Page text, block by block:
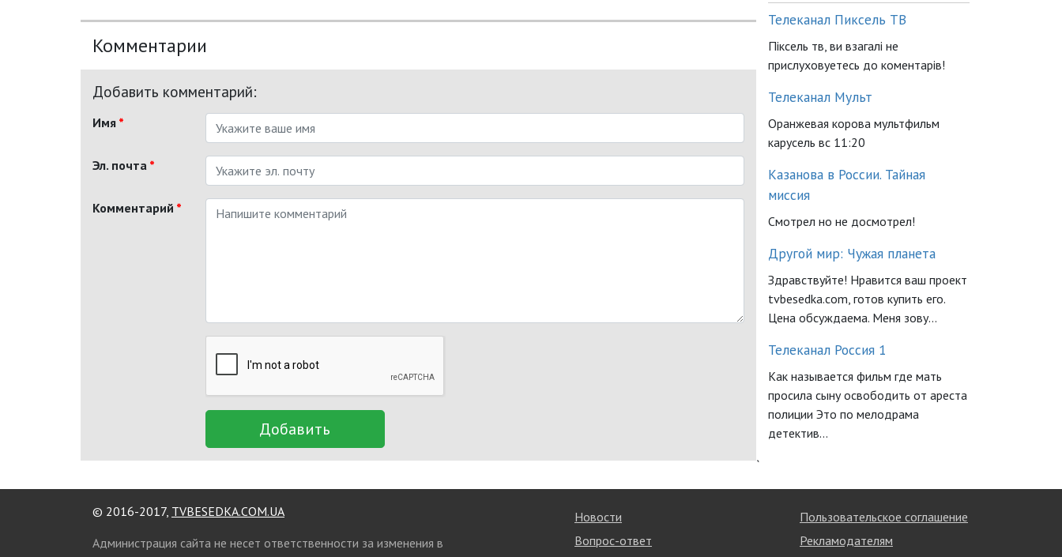
Комментарии
Добавить комментарий:
Имя *
Эл. почта *
Комментарий *
Добавить
Телеканал Пиксель ТВ
Піксель тв, ви взагалі не
прислуховуетесь до коментарів!
Телеканал Мульт
Оранжевая корова мультфильм
карусель вс 11:20
Казанова в России. Тайная
миссия
Смотрел но не досмотрел!
Другой мир: Чужая планета
Здравствуйте! Нравится ваш проект
tvbesedka.com, готов купить его.
Цена обсуждаема. Меня зову...
Телеканал Россия 1
Как называется фильм где мать
просила сыну освободить от ареста
полиции Это по мелодрама
детектив...
`
© 2016-2017, TVBESEDKA.COM.UA
Администрация сайта не несет ответственности за изменения в
Новости
Вопрос-ответ
Пользовательское соглашение
Рекламодателям